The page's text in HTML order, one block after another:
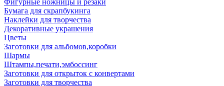
Фигурные ножницы и резаки
Бумага для скрапбукинга
Наклейки для творчества
Декоративные украшения
Цветы
Заготовки для альбомов,коробки
Шармы
Штампы,печати,эмбоссинг
Заготовки для открыток с конвертами
Заготовки для творчества